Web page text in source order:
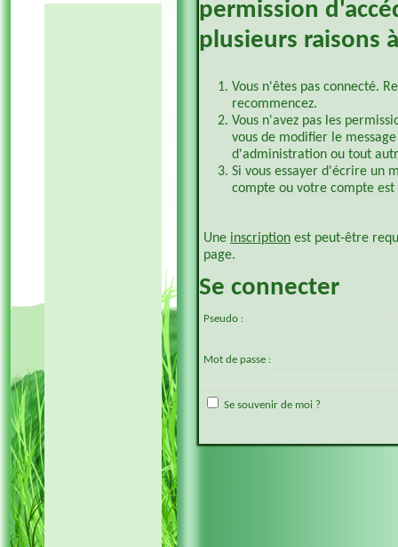
permission
plusieurs raisons
Vous n'êtes pas connecté.
recommencez.
Vous n'avez pas les
vous de modifier le
d'administration ou tout
Si vous essayer d'écrire un
compte ou votre compte
Une inscription est peut-être
page.
Se connecter
Pseudo :
Mot de passe :
Se souvenir de moi ?